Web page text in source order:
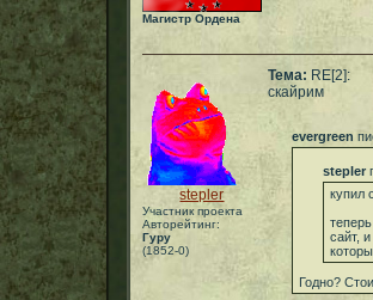
Магистр Ордена
stepler
Участник проекта
Авторейтинг:
Гуру
(1852-0)
Тема: RE[2]:
скайрим
evergreen
stepler
купил
сайт,
Годно?